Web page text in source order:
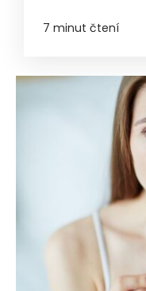
7 minut čtení